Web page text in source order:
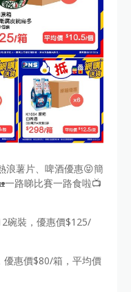
浪薯片、啤酒優惠😝簡
路睇比賽一路食啦📺
碗裝，優惠價$125/
惠價$80/箱，平均價